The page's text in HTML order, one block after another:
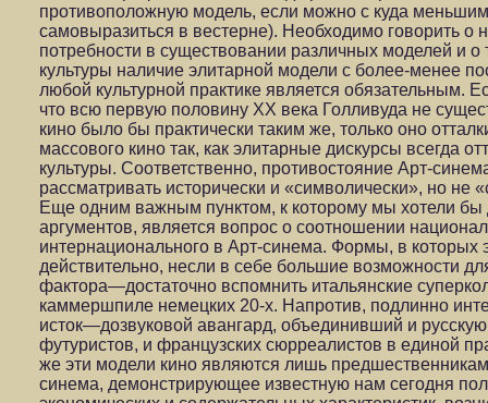
противоположную модель, если можно с куда
самовыразиться в вестерне). Необходимо говорить о
потребности в существовании различных моделей и о
культуры наличие элитарной модели с более-менее
любой культурной практике является обязательным.
что всю первую половину ХХ века Голливуда не
кино было бы практически таким же, только оно
массового кино так, как элитарные дискурсы всегда
культуры. Соответственно, противостояние Арт-
рассматривать исторически и «символически», но не
Еще одним важным пунктом, к которому мы хотели бы
аргументов, является вопрос о соотношении
интернационального в Арт-синема. Формы, в которых
действительно, несли в себе большие возможности
фактора—достаточно вспомнить итальянские
каммершпиле немецких 20-х. Напротив, подлинно
исток—дозвуковой авангард, объединивший и
футуристов, и французских сюрреалистов в единой
же эти модели кино являются лишь
синема, демонстрирующее известную нам сегодня